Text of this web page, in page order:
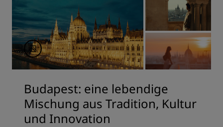
Budapest: eine lebendige
Mischung aus Tradition, Kultur
und Innovation